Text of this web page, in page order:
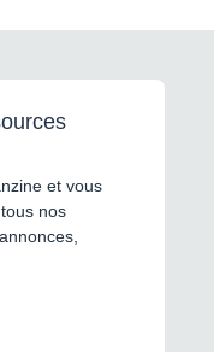
et vous
nos